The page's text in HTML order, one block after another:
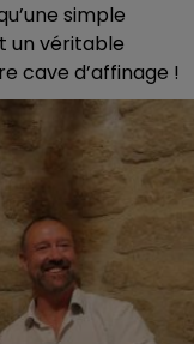
simple
un véritable
cave d’affinage !